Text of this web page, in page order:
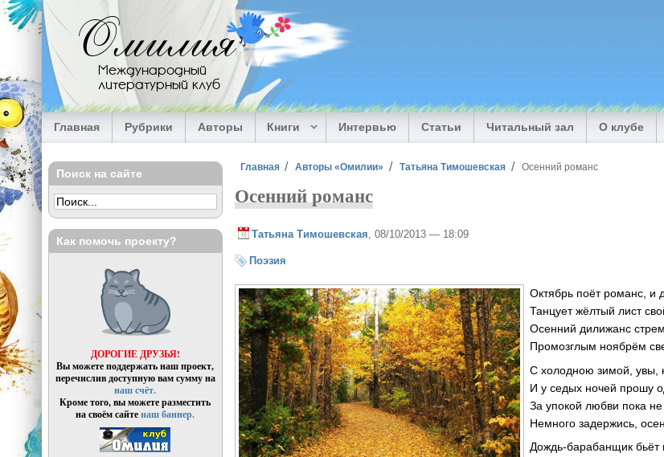
Перейти к основному содержанию
Омилия
Международный
литературный клуб
Главная Рубрики Авторы Книги Интервью Статьи Читальный зал О клубе
Вы здесь
Главная Авторы «Омилии» Татьяна Тимошевская Осенний романс
Осенний романс
Татьяна Тимошевская , 08/10/2013 — 18:09
Поэзия
Октябрь поёт романс, и
Танцует жёлтый лист
Осенний дилижанс
Промозглым ноябрём
С холодною зимой, увы,
И у седых ночей прошу
За упокой любви пока не
Немного задержись,
Дождь-барабанщик
Поиск на сайте
Как помочь проекту?
ДОРОГИЕ ДРУЗЬЯ!
Вы можете поддержать наш проект,
перечислив доступную вам сумму на
наш счёт.
Кроме того, вы можете разместить
на своём сайтенаш баннер.